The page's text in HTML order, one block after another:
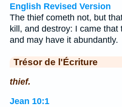
English Revised Version
The thief cometh not, but
kill, and destroy: I came that
and may have it abundantly.
Trésor de l'Écriture
thief.
Jean 10:1